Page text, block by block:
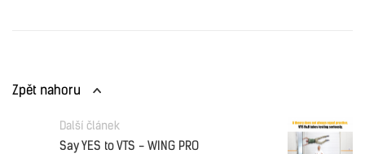
Zpět nahoru
Další článek
Say YES to VTS - WING PRO